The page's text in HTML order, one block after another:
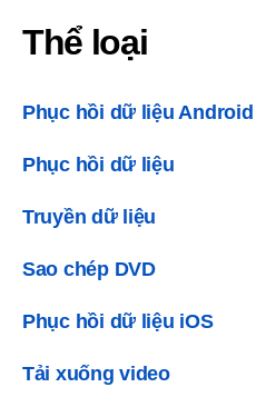
Thể loại
Phục hồi dữ liệu Android
Phục hồi dữ liệu
Truyền dữ liệu
Sao chép DVD
Phục hồi dữ liệu iOS
Tải xuống video